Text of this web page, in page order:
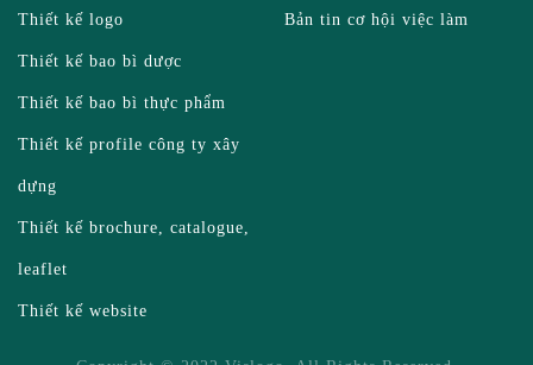
Thiết kế logo
Thiết kế bao bì dược
Thiết kế bao bì thực phẩm
Thiết kế profile công ty xây
dựng
Thiết kế brochure, catalogue,
leaflet
Thiết kế website
Bản tin cơ hội việc làm